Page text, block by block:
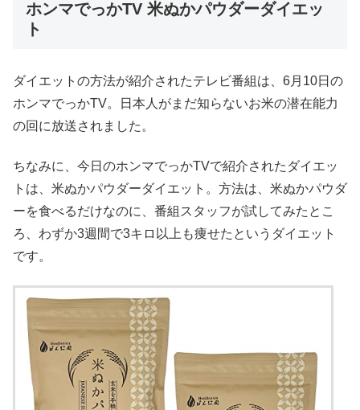
ホンマでっかTV 米ぬかパウダーダイエッ
ト
ダイエットの方法が紹介されたテレビ番組は、6月10日の
ホンマでっかTV。日本人がまだ知らないお米の潜在能力
の回に放送されました。
ちなみに、今日のホンマでっかTVで紹介されたダイエッ
トは、米ぬかパウダーダイエット。方法は、米ぬかパウダ
ーを食べるだけなのに、番組スタッフが試してみたとこ
ろ、わずか3週間で3キロ以上も痩せたというダイエット
です。